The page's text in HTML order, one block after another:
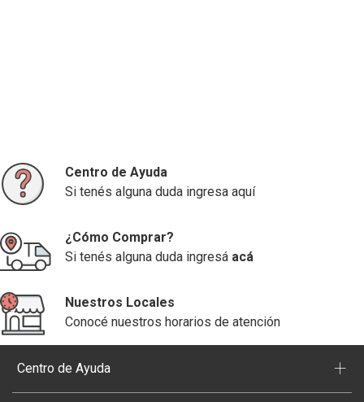
Centro de Ayuda
Si tenés alguna duda ingresa aquí
¿Cómo Comprar?
Si tenés alguna duda ingresá acá
Nuestros Locales
Conocé nuestros horarios de atención
Centro de Ayuda +